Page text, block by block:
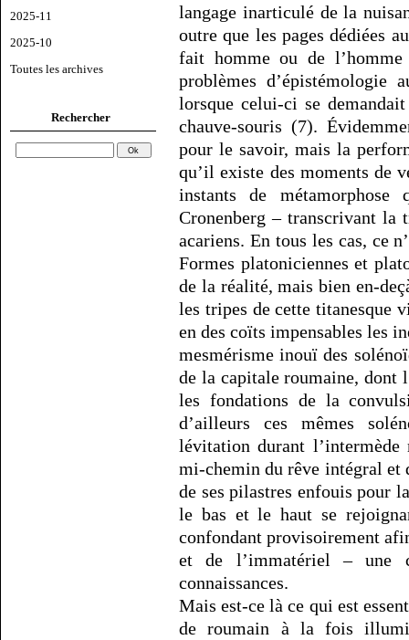
2025-11
2025-10
Toutes les archives
Rechercher
langage inarticulé de la
outre que les pages dédiées
fait homme ou de
problèmes d’épistémologie
lorsque celui-ci se
chauve-souris (7).
pour le savoir, mais la
qu’il existe des moments de
instants de métamorphose
Cronenberg – transcrivant la
acariens. En tous les cas, ce
Formes platoniciennes et
de la réalité, mais bien en-
les tripes de cette titanesque
en des coïts impensables les
mesmérisme inouï des
de la capitale roumaine, dont
les fondations de la
d’ailleurs ces mêmes
lévitation durant l’intermède
mi-chemin du rêve intégral et
de ses pilastres enfouis pour
le bas et le haut se
confondant provisoirement
et de l’immatériel – une
connaissances.
Mais est-ce là ce qui est
de roumain à la fois